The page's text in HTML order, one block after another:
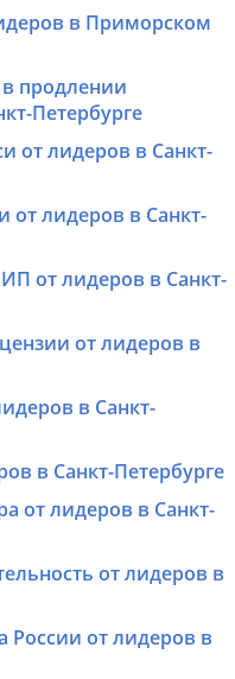
в Приморском
продлении
Петербурге
от лидеров в Санкт-
от лидеров в Санкт-
от лидеров в Санкт-
от лидеров в
в Санкт-
в Санкт-Петербурге
от лидеров в Санкт-
от лидеров в
России от лидеров в